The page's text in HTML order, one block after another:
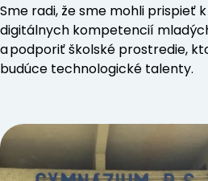
Sme radi, že sme mohli prispieť
digitálnych kompetencií
a podporiť školské prostredie,
budúce technologické talenty.
Predchádzajúci